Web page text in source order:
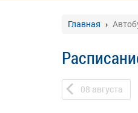
Главная
08 августа